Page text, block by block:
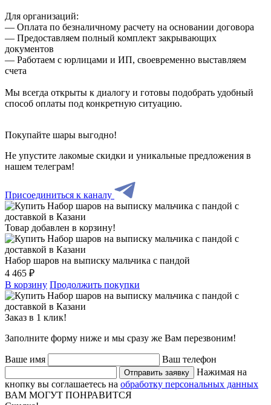
Для организаций:
— Оплата по безналичному расчету на основании договора
— Предоставляем полный комплект закрывающих
документов
— Работаем с юрлицами и ИП, своевременно выставляем
счета
Мы всегда открыты к диалогу и готовы подобрать удобный
способ оплаты под конкретную ситуацию.
Покупайте шары выгодно!
Не упустите лакомые скидки и уникальные предложения в
нашем телеграм!
Присоединиться к каналу
Товар добавлен в корзину!
Набор шаров на выписку мальчика с пандой
4 465 ₽
В корзину Продолжить покупки
Заказ в 1 клик!
Заполните форму ниже и мы сразу же Вам перезвоним!
Ваше имя Ваш телефон
Отправить заявку
Нажимая на
кнопку вы соглашаетесь на обработку персональных данных
ВАМ МОГУТ ПОНРАВИТСЯ